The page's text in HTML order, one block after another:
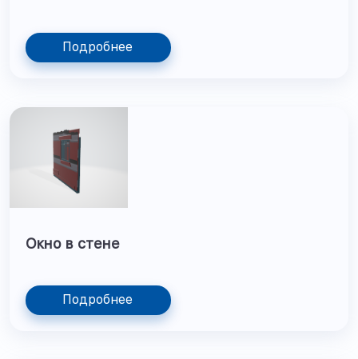
Подробнее
Окно в стене
Подробнее